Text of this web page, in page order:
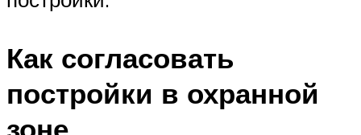
Как согласовать
постройки в охранной